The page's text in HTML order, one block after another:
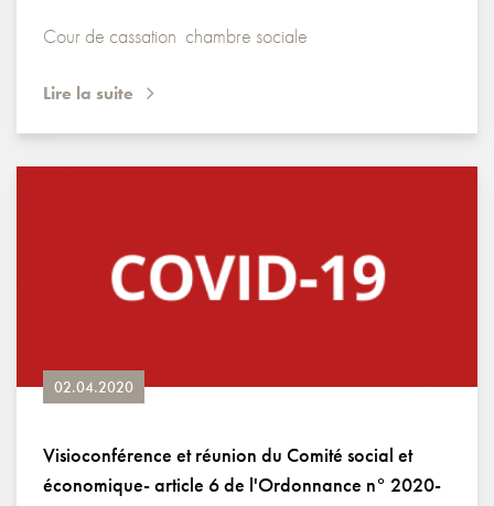
Cour de cassation chambre sociale
Lire la suite
02.04.2020
Visioconférence et réunion du Comité social et
économique- article 6 de l'Ordonnance n° 2020-